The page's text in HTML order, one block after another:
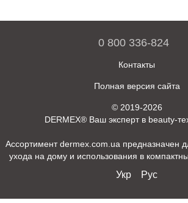
0 800 336-824
Контакты
Полная версия сайта
© 2019-2026
DERMEX® Ваш эксперт в beauty-
Ассортимент dermex.com.ua предназначен
ухода на дому и использования в
Укр Рус